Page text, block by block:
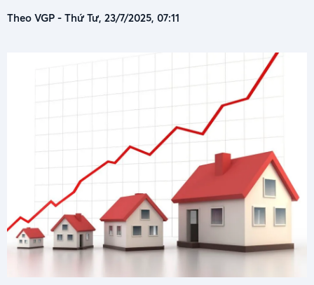
Theo VGP - Thứ Tư, 23/7/2025, 07:11